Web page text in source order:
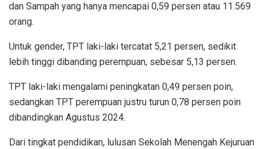
dan Sampah yang hanya mencapai 0,59 persen atau 11.569
orang.
Untuk gender, TPT laki-laki tercatat 5,21 persen, sedikit
lebih tinggi dibanding perempuan, sebesar 5,13 persen.
TPT laki-laki mengalami peningkatan 0,49 persen poin,
sedangkan TPT perempuan justru turun 0,78 persen poin
dibandingkan Agustus 2024.
Dari tingkat pendidikan, lulusan Sekolah Menengah Kejuruan